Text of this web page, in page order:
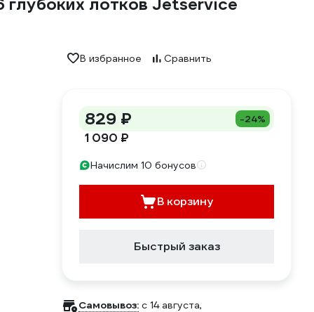
лотков Jetservice
В избранное Сравнить
829 ₽ -24%
1 090 ₽
Начислим 10 бонусов
В корзину
Быстрый заказ
Самовывоз: c 14 августа,